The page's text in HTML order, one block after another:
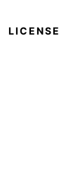
LICENSE